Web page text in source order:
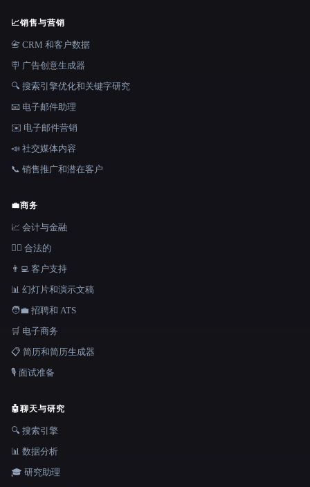
📈销售与营销
📇 CRM 和客户数据
🪧 广告创意生成器
🔍 搜索引擎优化和关键字研究
📧 电子邮件助理
✉️ 电子邮件营销
📣 社交媒体内容
📞 销售推广和潜在客户
💼商务
📈 会计与金融
👩‍⚖️ 合法的
👨‍💻 客户支持
📊 幻灯片和演示文稿
🧑‍💼 招聘和 ATS
🛒 电子商务
📋 简历和简历生成器
🎙️ 面试准备
🤖聊天与研究
🔍 搜索引擎
📊 数据分析
🎓 研究助理